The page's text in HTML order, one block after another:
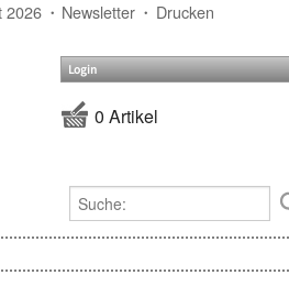
2026 Newsletter Drucken
Login
0 Artikel